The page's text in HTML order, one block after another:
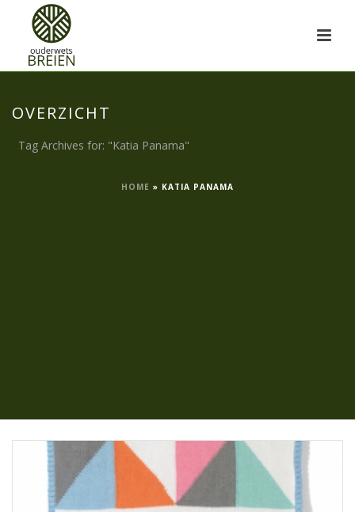
OVERZICHT
Tag Archives for: "Katia Panama"
HOME » KATIA PANAMA